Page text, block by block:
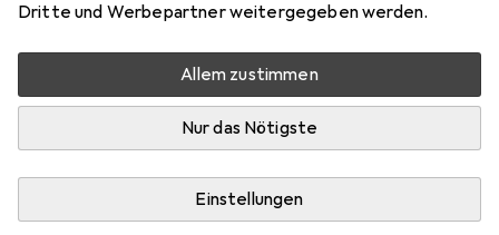
Dritte und Werbepartner weitergegeben werden.
Allem zustimmen
Nur das Nötigste
Einstellungen
Zwischen Do, 13.8. und Mo, 17.8. geliefert
Nur 2 Stück an Lager beim Drittanbieter
Lieferort angeben für genaue Lieferzeit
i
StockNet ConnectFR